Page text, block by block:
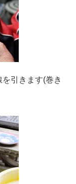
引きます(巻き